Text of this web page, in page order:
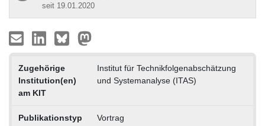
seit 19.01.2020
Zugehörige
Institution(en)
am KIT
Institut für Technikfolgenabschätzung
und Systemanalyse (ITAS)
Publikationstyp Vortrag